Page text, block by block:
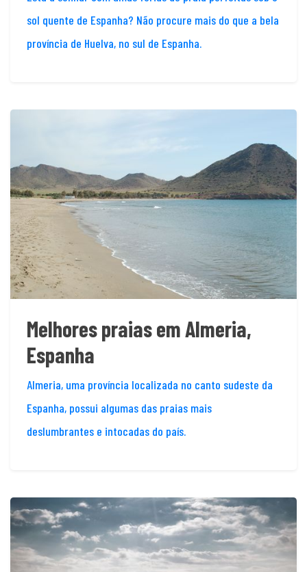
sol quente de Espanha? Não procure mais do que a bela
província de Huelva, no sul de Espanha.
Melhores praias em Almeria,
Espanha
Almeria, uma província localizada no canto sudeste da
Espanha, possui algumas das praias mais
deslumbrantes e intocadas do país.